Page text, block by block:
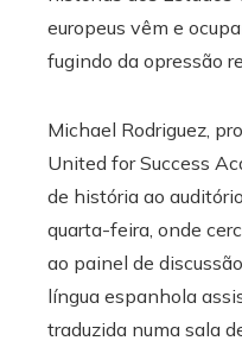
europeus vêm e
fugindo da opressão
Michael Rodriguez,
United for Success
de história ao
quarta-feira, onde
ao painel de
língua espanhola
traduzida numa sala